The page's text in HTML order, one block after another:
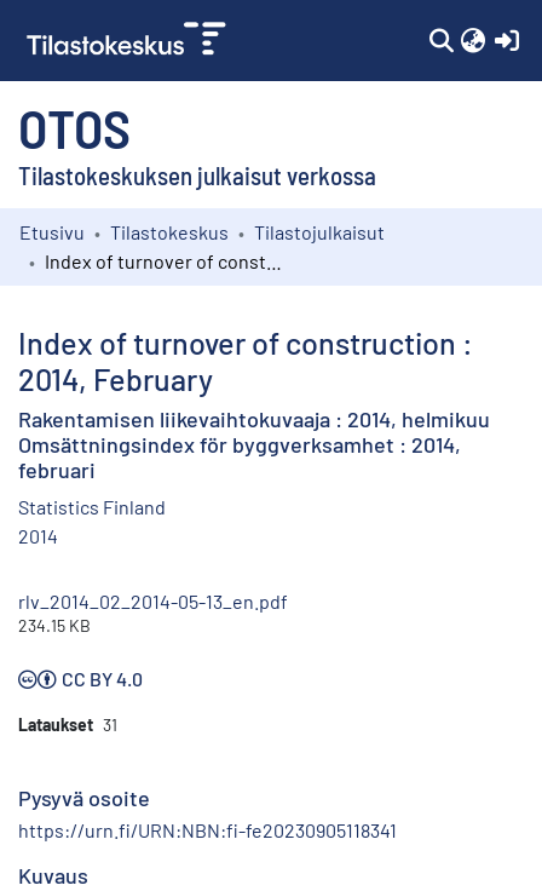
OTOS
Tilastokeskuksen julkaisut verkossa
Kokoelmat
Etusivu Tilastokeskus
Tilastojulkaisut
Index of turnover of construction :
2014, February
Rakentamisen liikevaihtokuvaaja : 2014, helmikuu
Omsättningsindex för byggverksamhet : 2014,
februari
Statistics Finland
2014
rlv_2014_02_2014-05-13_en.pdf
234.15 KB
CC BY 4.0
Lataukset 31
Pysyvä osoite
https://urn.fi/URN:NBN:fi-fe20230905118341
Kuvaus